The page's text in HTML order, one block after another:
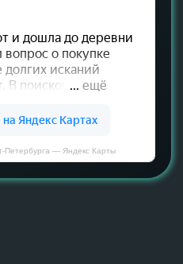
— Яндекс Карты